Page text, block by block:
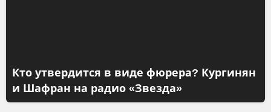
Кто утвердится в виде фюрера? Кургинян
и Шафран на радио «Звезда»